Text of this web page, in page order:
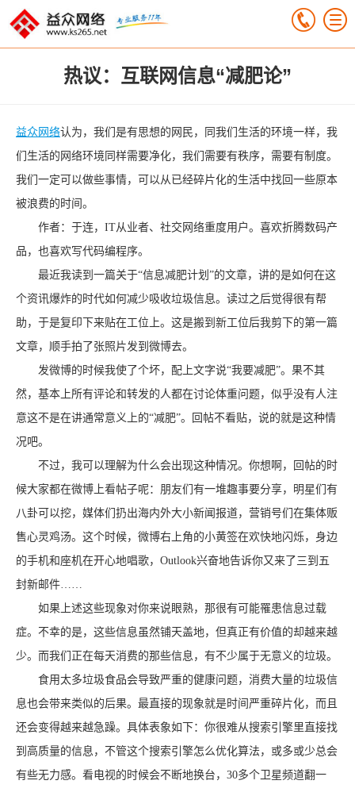
热议：互联网信息“减肥论”
益众网络认为，我们是有思想的网民，同我们生活的环境一样，我
们生活的网络环境同样需要净化，我们需要有秩序，需要有制度。
我们一定可以做些事情，可以从已经碎片化的生活中找回一些原本
被浪费的时间。
作者：于连，IT从业者、社交网络重度用户。喜欢折腾数码产
品，也喜欢写代码编程序。
最近我读到一篇关于“信息减肥计划”的文章，讲的是如何在这
个资讯爆炸的时代如何减少吸收垃圾信息。读过之后觉得很有帮
助，于是复印下来贴在工位上。这是搬到新工位后我剪下的第一篇
文章，顺手拍了张照片发到微博去。
发微博的时候我使了个坏，配上文字说“我要减肥”。果不其
然，基本上所有评论和转发的人都在讨论体重问题，似乎没有人注
意这不是在讲通常意义上的“减肥”。回帖不看贴，说的就是这种情
况吧。
不过，我可以理解为什么会出现这种情况。你想啊，回帖的时
候大家都在微博上看帖子呢：朋友们有一堆趣事要分享，明星们有
八卦可以挖，媒体们扔出海内外大小新闻报道，营销号们在集体贩
售心灵鸡汤。这个时候，微博右上角的小黄签在欢快地闪烁，身边
的手机和座机在开心地唱歌，Outlook兴奋地告诉你又来了三到五
封新邮件……
如果上述这些现象对你来说眼熟，那很有可能罹患信息过载
症。不幸的是，这些信息虽然铺天盖地，但真正有价值的却越来越
少。而我们正在每天消费的那些信息，有不少属于无意义的垃圾。
食用太多垃圾食品会导致严重的健康问题，消费大量的垃圾信
息也会带来类似的后果。最直接的现象就是时间严重碎片化，而且
还会变得越来越急躁。具体表象如下：你很难从搜索引擎里直接找
到高质量的信息，不管这个搜索引擎怎么优化算法，或多或少总会
有些无力感。看电视的时候会不断地换台，30多个卫星频道翻一